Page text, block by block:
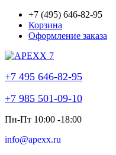
+7 (495) 646-82-95
Корзина
Оформление заказа
+7 495 646-82-95
+7 985 501-09-10
Пн-Пт 10:00 -18:00
info@apexx.ru